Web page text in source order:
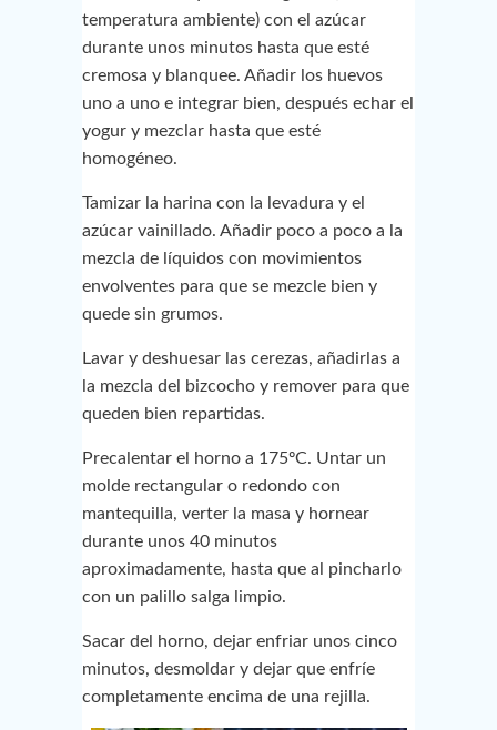
temperatura ambiente) con el azúcar
durante unos minutos hasta que esté
cremosa y blanquee. Añadir los huevos
uno a uno e integrar bien, después echar el
yogur y mezclar hasta que esté
homogéneo.
Tamizar la harina con la levadura y el
azúcar vainillado. Añadir poco a poco a la
mezcla de líquidos con movimientos
envolventes para que se mezcle bien y
quede sin grumos.
Lavar y deshuesar las cerezas, añadirlas a
la mezcla del bizcocho y remover para que
queden bien repartidas.
Precalentar el horno a 175ºC. Untar un
molde rectangular o redondo con
mantequilla, verter la masa y hornear
durante unos 40 minutos
aproximadamente, hasta que al pincharlo
con un palillo salga limpio.
Sacar del horno, dejar enfriar unos cinco
minutos, desmoldar y dejar que enfríe
completamente encima de una rejilla.